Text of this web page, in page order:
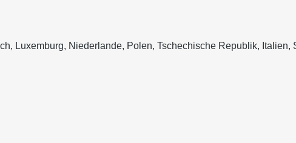
Luxemburg, Niederlande, Polen, Tschechische Republik,